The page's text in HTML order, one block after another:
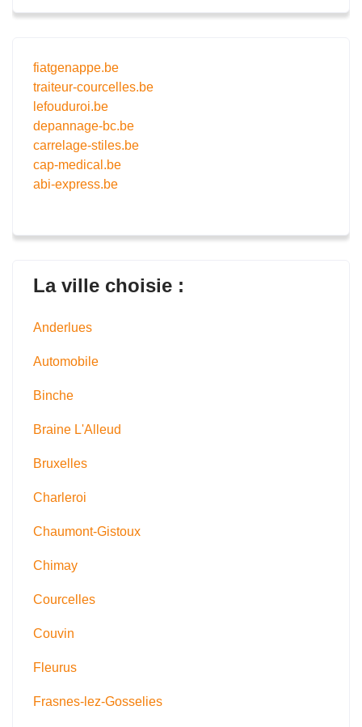
fiatgenappe.be
traiteur-courcelles.be
lefouduroi.be
depannage-bc.be
carrelage-stiles.be
cap-medical.be
abi-express.be
La ville choisie :
Anderlues
Automobile
Binche
Braine L'Alleud
Bruxelles
Charleroi
Chaumont-Gistoux
Chimay
Courcelles
Couvin
Fleurus
Frasnes-lez-Gosselies